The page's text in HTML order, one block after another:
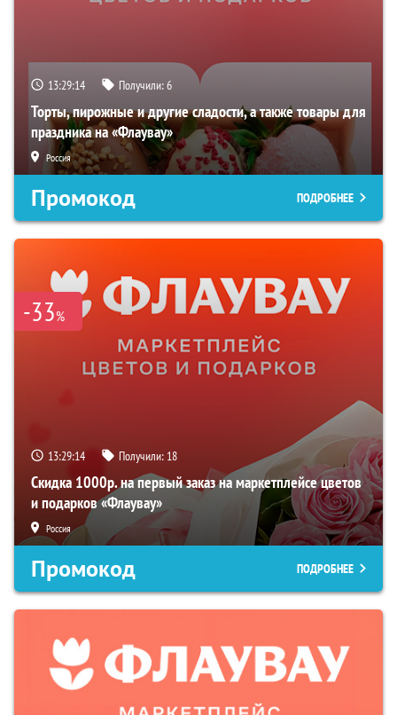
13:29:14 Получили:6
Торты, пирожные и другие сладости, а также товары для
праздника на «Флаувау»
Россия
Промокод ПОДРОБНЕЕ
-33%
13:29:14 Получили: 18
Скидка 1000р. на первый заказ на маркетплейсе цветов
и подарков «Флаувау»
Россия
Промокод ПОДРОБНЕЕ